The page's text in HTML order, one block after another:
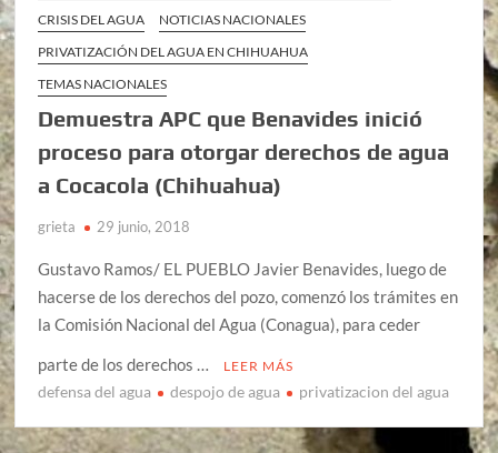
CRISIS DEL AGUA
NOTICIAS NACIONALES
PRIVATIZACIÓN DEL AGUA EN CHIHUAHUA
TEMAS NACIONALES
Demuestra APC que Benavides inició
proceso para otorgar derechos de agua
a Cocacola (Chihuahua)
grieta 29 junio, 2018
Gustavo Ramos/ EL PUEBLO Javier Benavides, luego de
hacerse de los derechos del pozo, comenzó los trámites en
la Comisión Nacional del Agua (Conagua), para ceder
parte de los derechos …
LEER MÁS
defensa del agua despojo de agua privatizacion del agua